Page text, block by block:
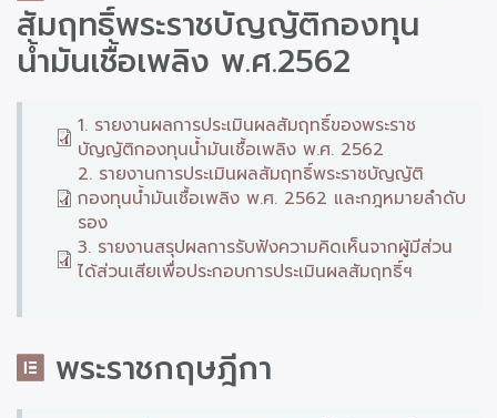
สัมฤทธิ์พระราชบัญญัติกองทุน
น้ำมันเชื้อเพลิง พ.ศ.2562
1. รายงานผลการประเมินผลสัมฤทธิ์ของพระราช
บัญญัติกองทุนน้ำมันเชื้อเพลิง พ.ศ. 2562
2. รายงานการประเมินผลสัมฤทธิ์พระราชบัญญัติ
กองทุนน้ำมันเชื้อเพลิง พ.ศ. 2562 และกฎหมายลำดับ
รอง
3. รายงานสรุปผลการรับฟังความคิดเห็นจากผู้มีส่วน
ได้ส่วนเสียเพื่อประกอบการประเมินผลสัมฤทธิ์ฯ
พระราชกฤษฎีกา